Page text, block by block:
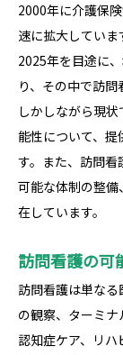
2000年に介護保
速に拡大してい
2025年を目途に
り、その中で訪問
しかしながら現
能性について、提
す。また、訪問
可能な体制の整
在しています。
訪問看護の可
訪問看護は単な
の観察、ターミナ
認知症ケア、リ